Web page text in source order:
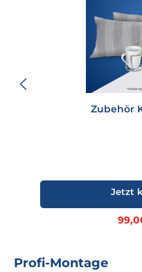
Zubehör
Jetzt
Profi-Montage